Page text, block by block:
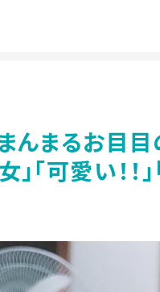
んまるお目
「可愛い！！